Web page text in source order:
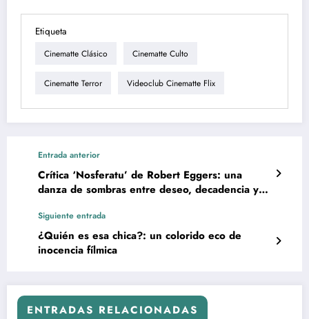
Etiqueta
Cinematte Clásico Cinematte Culto
Cinematte Terror Videoclub Cinematte Flix
Entrada anterior
Crítica ‘Nosferatu’ de Robert Eggers: una
danza de sombras entre deseo, decadencia y
Siguiente entrada
¿Quién es esa chica?: un colorido eco de
inocencia fílmica
ENTRADAS RELACIONADAS